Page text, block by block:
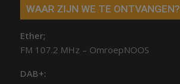
WAAR ZIJN WE TE ONTVANGEN?
Ether;
FM 107.2 MHz – OmroepNOOS
DAB+: